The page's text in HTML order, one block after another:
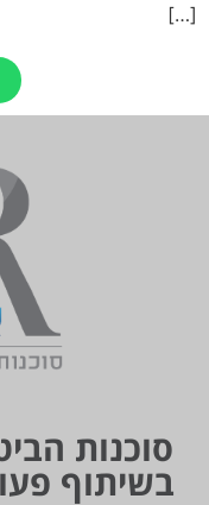
[…]
סוכנות
בשיתוף